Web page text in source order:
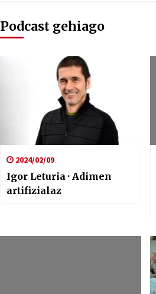
Podcast gehiago
2024/02/09
Igor Leturia · Adimen
artifizialaz